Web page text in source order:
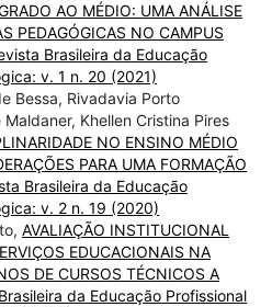
AO MÉDIO: UMA ANÁLISE
PEDAGÓGICAS NO CAMPUS
Brasileira da Educação
v. 1 n. 20 (2021)
Bessa, Rivadavia Porto
Khellen Cristina Pires
NO ENSINO MÉDIO
PARA UMA FORMAÇÃO
Brasileira da Educação
v. 2 n. 19 (2020)
AVALIAÇÃO INSTITUCIONAL
EDUCACIONAIS NA
DE CURSOS TÉCNICOS A
da Educação Profissional